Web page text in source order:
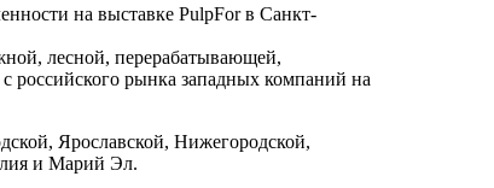
на выставке PulpFor в Cанкт-
лесной, перерабатывающей,
российского рынка западных компаний на
Ярославской, Нижегородской,
и Марий Эл.